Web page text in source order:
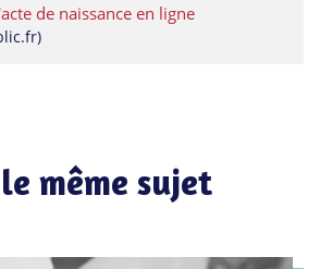
de naissance en ligne
même sujet